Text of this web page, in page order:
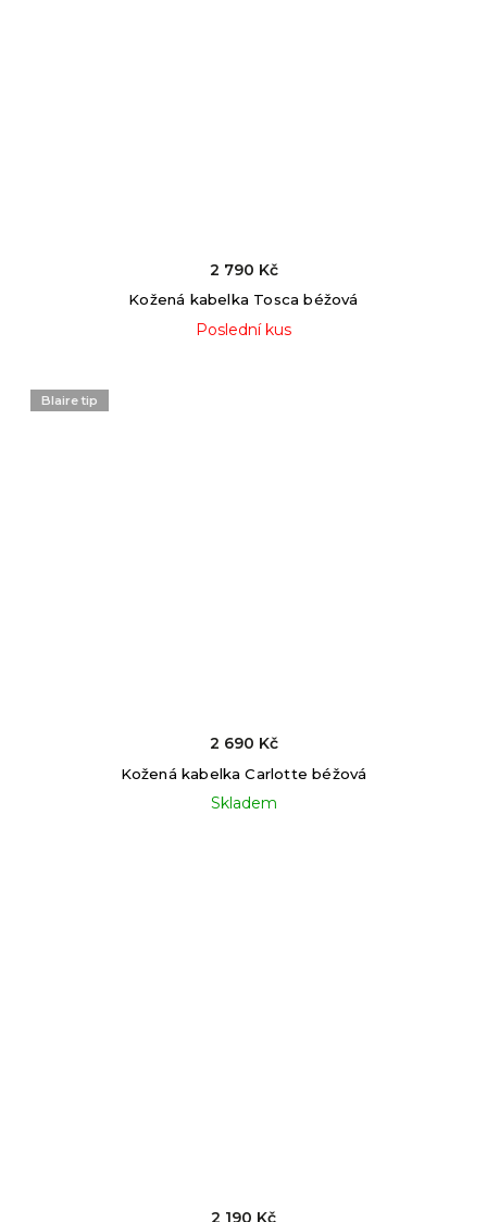
Kožená kabelka Tosca béžová
Poslední kus
2 790 Kč
Blaire tip
Kožená kabelka Carlotte béžová
Skladem
2 690 Kč
2 190 Kč